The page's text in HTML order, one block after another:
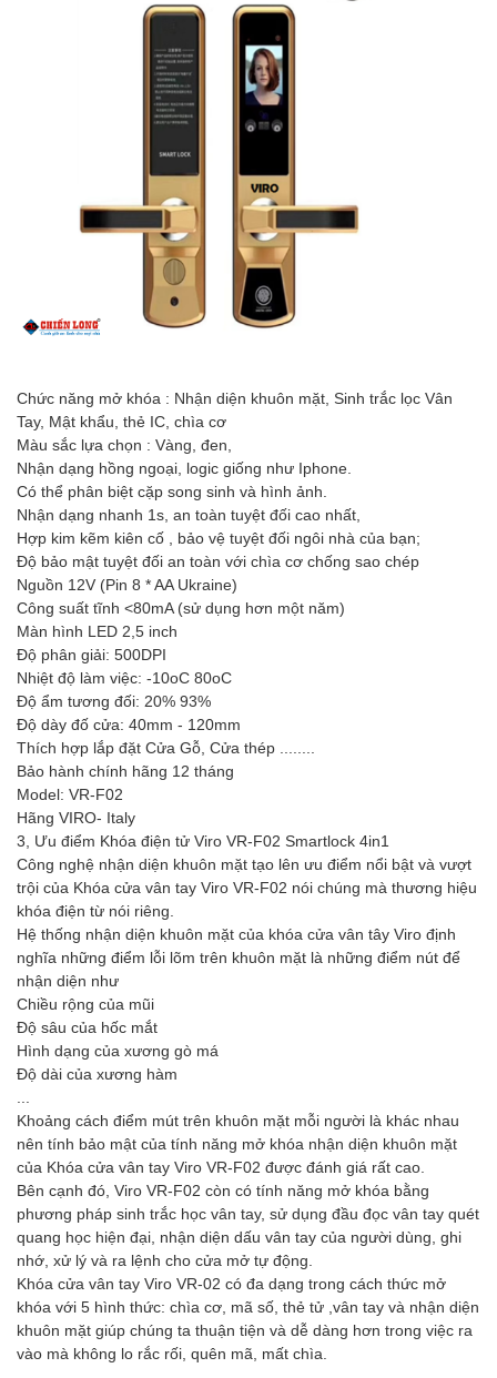
Chức năng mở khóa : Nhận diện khuôn mặt, Sinh trắc lọc Vân
Tay, Mật khẩu, thẻ IC, chìa cơ
Màu sắc lựa chọn : Vàng, đen,
Nhận dạng hồng ngoại, logic giống như Iphone.
Có thể phân biệt cặp song sinh và hình ảnh.
Nhận dạng nhanh 1s, an toàn tuyệt đối cao nhất,
Hợp kim kẽm kiên cố , bảo vệ tuyệt đối ngôi nhà của bạn;
Độ bảo mật tuyệt đối an toàn với chìa cơ chống sao chép
Nguồn 12V (Pin 8 * AA Ukraine)
Công suất tĩnh <80mA (sử dụng hơn một năm)
Màn hình LED 2,5 inch
Độ phân giải: 500DPI
Nhiệt độ làm việc: -10oC 80oC
Độ ẩm tương đối: 20% 93%
Độ dày đố cửa: 40mm - 120mm
Thích hợp lắp đặt Cửa Gỗ, Cửa thép ........
Bảo hành chính hãng 12 tháng
Model: VR-F02
Hãng VIRO- Italy
3, Ưu điểm Khóa điện tử Viro VR-F02 Smartlock 4in1
Công nghệ nhận diện khuôn mặt tạo lên ưu điểm nổi bật và vượt
trội của Khóa cửa vân tay Viro VR-F02 nói chúng mà thương hiệu
khóa điện từ nói riêng.
Hệ thống nhận diện khuôn mặt của khóa cửa vân tây Viro định
nghĩa những điểm lỗi lõm trên khuôn mặt là những điểm nút để
nhận diện như
Chiều rộng của mũi
Độ sâu của hốc mắt
Hình dạng của xương gò má
Độ dài của xương hàm
Khoảng cách điểm mút trên khuôn mặt mỗi người là khác nhau
nên tính bảo mật của tính năng mở khóa nhận diện khuôn mặt
của Khóa cửa vân tay Viro VR-F02 được đánh giá rất cao.
Bên cạnh đó, Viro VR-F02 còn có tính năng mở khóa bằng
phương pháp sinh trắc học vân tay, sử dụng đầu đọc vân tay quét
quang học hiện đại, nhận diện dấu vân tay của người dùng, ghi
nhớ, xử lý và ra lệnh cho cửa mở tự động.
Khóa cửa vân tay Viro VR-02 có đa dạng trong cách thức mở
khóa với 5 hình thức: chìa cơ, mã số, thẻ tử ,vân tay và nhận diện
khuôn mặt giúp chúng ta thuận tiện và dễ dàng hơn trong việc ra
vào mà không lo rắc rối, quên mã, mất chìa.